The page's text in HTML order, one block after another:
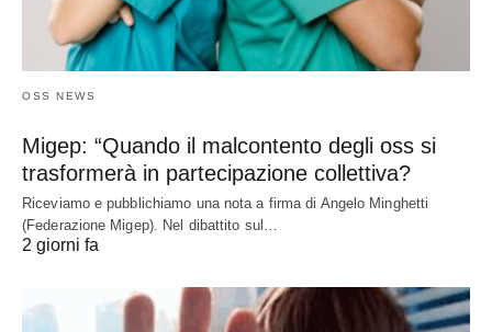
OSS NEWS
Migep: “Quando il malcontento degli oss si
trasformerà in partecipazione collettiva?
Riceviamo e pubblichiamo una nota a firma di Angelo Minghetti
(Federazione Migep). Nel dibattito sul…
2 giorni fa